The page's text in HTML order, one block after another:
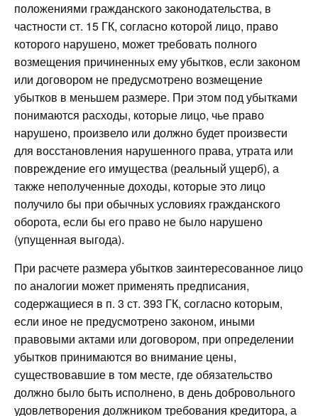
положениями гражданского законодательства, в
частности ст. 15 ГК, согласно которой лицо, право
которого нарушено, может требовать полного
возмещения причиненных ему убытков, если законом
или договором не предусмотрено возмещение
убытков в меньшем размере. При этом под убытками
понимаются расходы, которые лицо, чье право
нарушено, произвело или должно будет произвести
для восстановления нарушенного права, утрата или
повреждение его имущества (реальный ущерб), а
также неполученные доходы, которые это лицо
получило бы при обычных условиях гражданского
оборота, если бы его право не было нарушено
(упущенная выгода).
При расчете размера убытков заинтересованное лицо
по аналогии может применять предписания,
содержащиеся в п. 3 ст. 393 ГК, согласно которым,
если иное не предусмотрено законом, иными
правовыми актами или договором, при определении
убытков принимаются во внимание цены,
существовавшие в том месте, где обязательство
должно было быть исполнено, в день добровольного
удовлетворения должником требования кредитора, а